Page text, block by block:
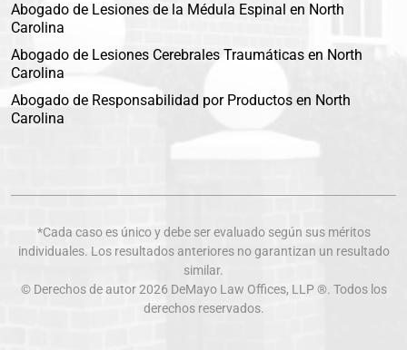
Abogado de Lesiones de la Médula Espinal en North
Carolina
Abogado de Lesiones Cerebrales Traumáticas en North
Carolina
Abogado de Responsabilidad por Productos en North
Carolina
*Cada caso es único y debe ser evaluado según sus méritos
individuales. Los resultados anteriores no garantizan un resultado
similar.
© Derechos de autor 2026 DeMayo Law Offices, LLP ®. Todos los
derechos reservados.